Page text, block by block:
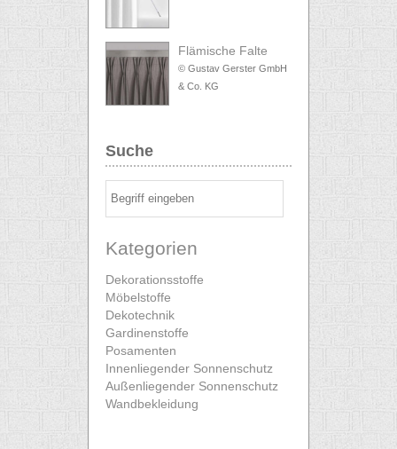
Flämische Falte
© Gustav Gerster GmbH
& Co. KG
Suche
Kategorien
Dekorationsstoffe
Möbelstoffe
Dekotechnik
Gardinenstoffe
Posamenten
Innenliegender Sonnenschutz
Außenliegender Sonnenschutz
Wandbekleidung